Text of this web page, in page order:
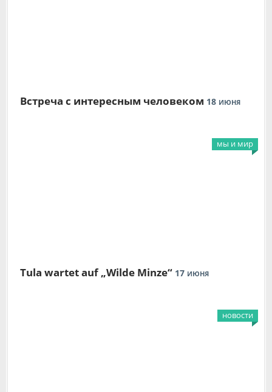
Встреча с интересным человеком 18 ИЮНЯ
мы и мир
Tula wartet auf „Wilde Minze“ 17 ИЮНЯ
новости